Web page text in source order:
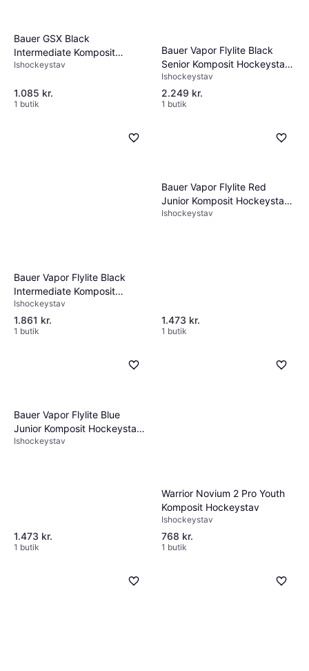
Bauer GSX Black
Intermediate Komposit
Målmandsstav 23"
Ishockeystav
1.085 kr.
1 butik
Bauer Vapor Flylite Black
Senior Komposit Hockeystav
P28
Ishockeystav
2.249 kr.
1 butik
Bauer Vapor Flylite Black
Intermediate Komposit
Hockeystav P92
Ishockeystav
1.861 kr.
1 butik
Bauer Vapor Flylite Red
Junior Komposit Hockeystav
P28
Ishockeystav
1.473 kr.
1 butik
Bauer Vapor Flylite Blue
Junior Komposit Hockeystav
P92
Ishockeystav
1.473 kr.
1 butik
Warrior Novium 2 Pro Youth
Komposit Hockeystav
Ishockeystav
768 kr.
1 butik